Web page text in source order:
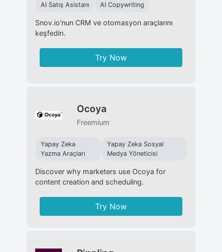
AI Satış Asistanı AI Copywriting
Snov.io'nun CRM ve otomasyon araçlarını
keşfedin.
Try Now
Ocoya
Freemium
Yapay Zeka
Yazma Araçları
Yapay Zeka Sosyal
Medya Yöneticisi
Discover why marketers use Ocoya for
content creation and scheduling.
Try Now